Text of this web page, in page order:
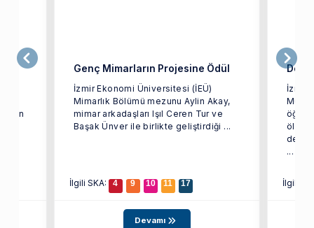
olan
Genç Mimarların Projesine Ödül
İzmir Ekonomi Üniversitesi (İEÜ)
Mimarlık Bölümü mezunu Aylin Akay,
mimar arkadaşları Işıl Ceren Tur ve
Başak Ünver ile birlikte geliştirdiği ...
İlgili SKA: 4 9 10 11 17
Devamı
Dev
İzmir
...
İlgili